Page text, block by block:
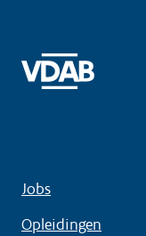
Jobs
Opleidingen